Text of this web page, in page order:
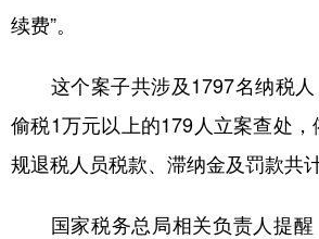
续费”。
这个案子共涉及1797名纳税人
偷税1万元以上的179人立案查处
规退税人员税款、滞纳金及罚款共
国家税务总局相关负责人提醒